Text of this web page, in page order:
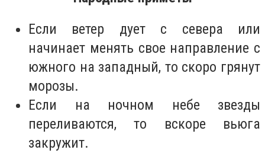
Если ветер дует с севера или
начинает менять свое направление с
южного на западный, то скоро грянут
морозы.
Если на ночном небе звезды
переливаются, то вскоре вьюга
закружит.